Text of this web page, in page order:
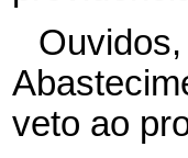
veto ao